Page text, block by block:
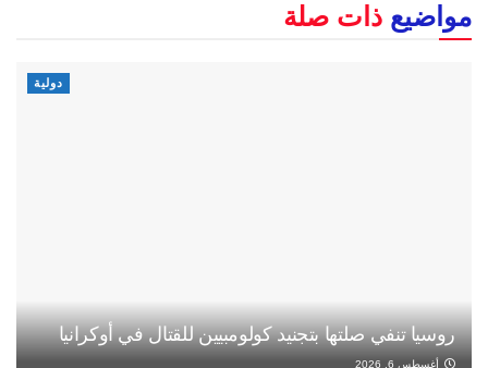
مواضيع ذات صلة
دولية
روسيا تنفي صلتها بتجنيد كولومبيين للقتال في أوكرانيا
أغسطس 6, 2026